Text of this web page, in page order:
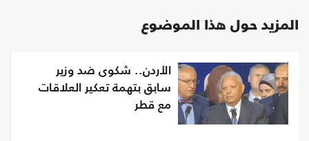
المزيد حول هذا الموضوع
الأردن.. شكوى ضد وزير
سابق بتهمة تعكير العلاقات
مع قطر